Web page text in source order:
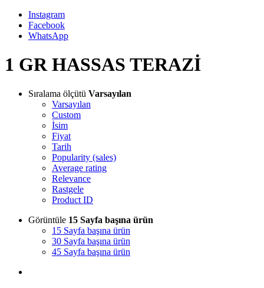
Instagram
Facebook
WhatsApp
1 GR HASSAS TERAZİ
Sıralama ölçütü Varsayılan
Varsayılan
Custom
İsim
Fiyat
Tarih
Popularity (sales)
Average rating
Relevance
Rastgele
Product ID
Görüntüle 15 Sayfa başına ürün
15 Sayfa başına ürün
30 Sayfa başına ürün
45 Sayfa başına ürün